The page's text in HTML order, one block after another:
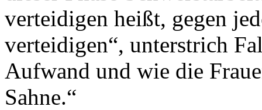
verteidigen heißt, gegen
verteidigen“, unterstrich
Aufwand und wie die
Sahne.“